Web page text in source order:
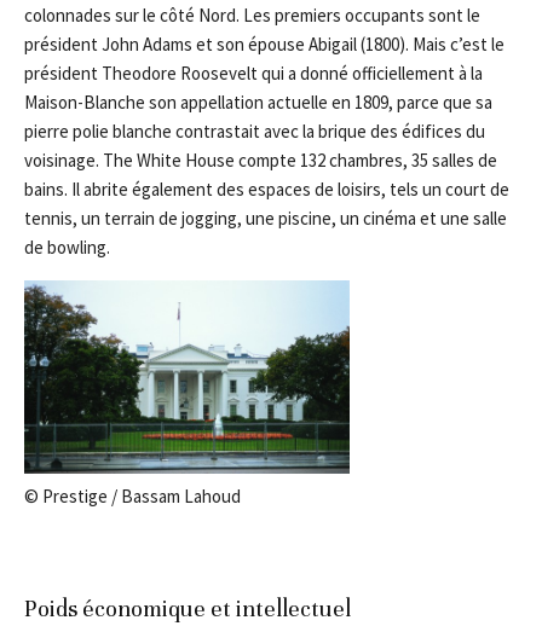
colonnades sur le côté Nord. Les premiers occupants sont le
président John Adams et son épouse Abigail (1800). Mais c’est le
président Theodore Roosevelt qui a donné officiellement à la
Maison-Blanche son appellation actuelle en 1809, parce que sa
pierre polie blanche contrastait avec la brique des édifices du
voisinage. The White House compte 132 chambres, 35 salles de
bains. Il abrite également des espaces de loisirs, tels un court de
tennis, un terrain de jogging, une piscine, un cinéma et une salle
de bowling.
© Prestige / Bassam Lahoud
Poids économique et intellectuel